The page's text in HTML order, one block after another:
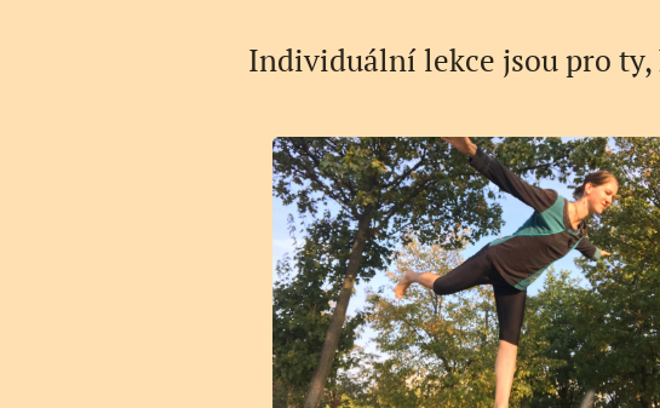
Individuální lekce jsou pro